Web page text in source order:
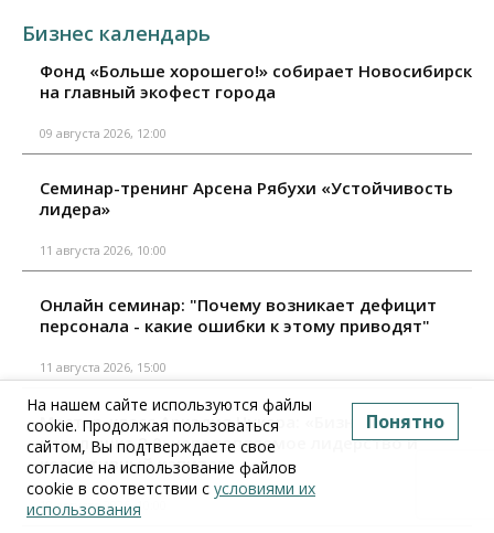
Бизнес календарь
Фонд «Больше хорошего!» собирает Новосибирск
на главный экофест города
09 августа 2026, 12:00
Семинар-тренинг Арсена Рябухи «Устойчивость
лидера»
11 августа 2026, 10:00
Онлайн семинар: "Почему возникает дефицит
персонала - какие ошибки к этому приводят"
11 августа 2026, 15:00
Мастер-класс Аркадия Цукера: «Бизнес-
неваляшка 2.0: непотопляемое лидерство и
когнитивный капитал»
18 августа 2026, 10:00
На нашем сайте используются файлы
cookie. Продолжая пользоваться
сайтом, Вы подтверждаете свое
согласие на использование файлов
cookie в соответствии с условиями их
использования
Понятно